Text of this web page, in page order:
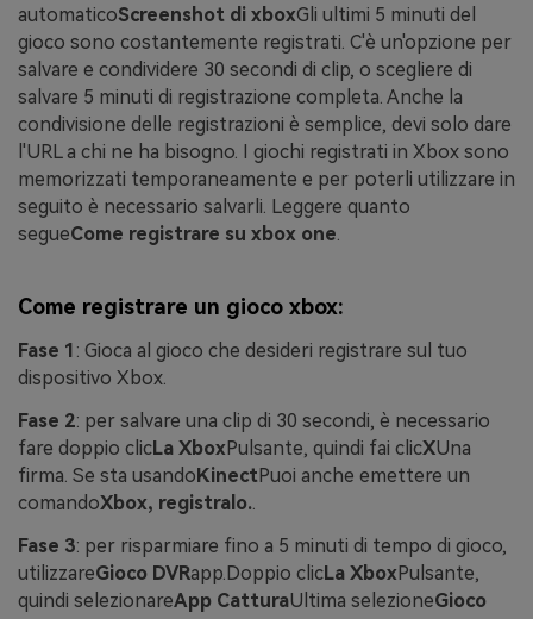
automaticoScreenshot di xboxGli ultimi 5 minuti del
gioco sono costantemente registrati. C'è un'opzione per
salvare e condividere 30 secondi di clip, o scegliere di
salvare 5 minuti di registrazione completa. Anche la
condivisione delle registrazioni è semplice, devi solo dare
l'URL a chi ne ha bisogno. I giochi registrati in Xbox sono
memorizzati temporaneamente e per poterli utilizzare in
seguito è necessario salvarli. Leggere quanto
segueCome registrare su xbox one
Come registrare un gioco xbox:
Fase 1 : Gioca al gioco che desideri registrare sul tuo
dispositivo Xbox.
Fase 2: per salvare una clip di 30 secondi, è necessario
fare doppio clicLa XboxPulsante, quindi fai clicXUna
firma. Se sta usandoKinectPuoi anche emettere un
comandoXbox, registralo.
Fase 3: per risparmiare fino a 5 minuti di tempo di gioco,
utilizzareGioco DVRapp.Doppio clicLa XboxPulsante,
quindi selezionareApp CatturaUltima selezioneGioco